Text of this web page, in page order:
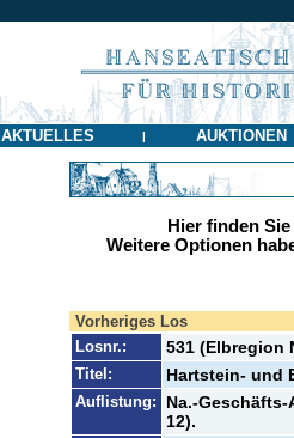
AKTUELLES | AUKTIONEN
Hier finden
Weitere Optionen
Vorheriges Los
Losnr.:
531 (Elbregion
Titel: Hartstein- und
Auflistung:
Na.-Geschäfts-
12).